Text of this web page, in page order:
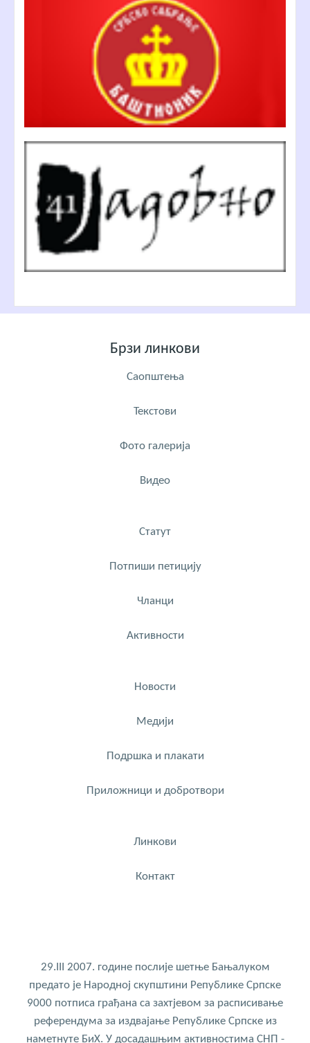
Брзи линкови
Саопштења
Текстови
Фото галерија
Видео
Статут
Потпиши петицију
Чланци
Активности
Новости
Медији
Подршка и плакати
Приложници и добротвори
Линкови
Контакт
29.III 2007. године послије шетње Бањалуком
предато је Народној скупштини Републике Српске
9000 потписа грађана са захтјевом за расписивање
референдума за издвајање Републике Српске из
наметнуте БиХ. У досадашњим активностима СНП -